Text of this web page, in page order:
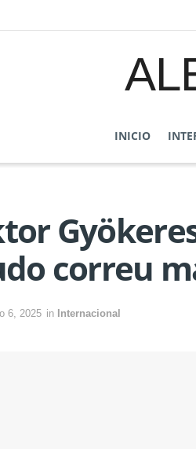
INICIO
correu
6, 2025 in Internacional